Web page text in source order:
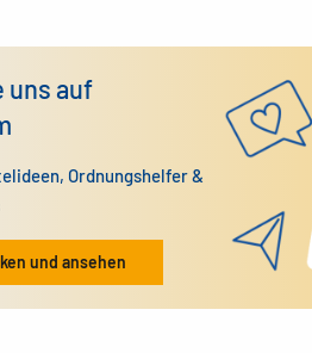
uns auf
Ordnungshelfer &
und ansehen